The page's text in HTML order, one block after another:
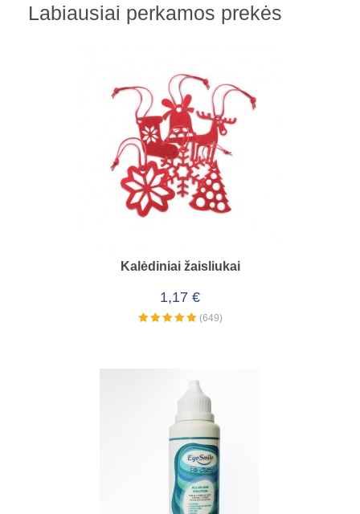
Labiausiai perkamos prekės
Kalėdiniai žaisliukai
1,17 €
(649)